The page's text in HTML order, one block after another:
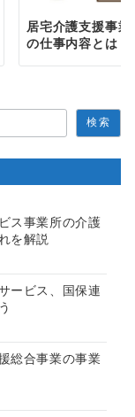
居宅介護支援事
の仕事内容とは？
検索
ス事業所の介護
を解説
ービス、国保連
総合事業の事業